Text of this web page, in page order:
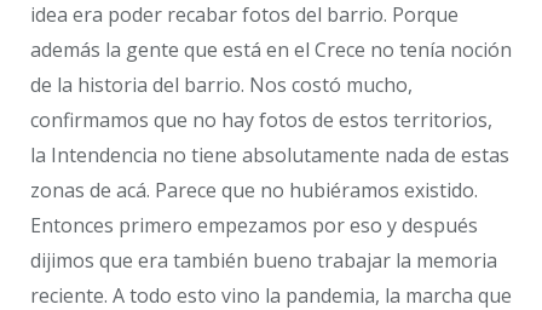
idea era poder recabar fotos del barrio. Porque
además la gente que está en el Crece no tenía noción
de la historia del barrio. Nos costó mucho,
confirmamos que no hay fotos de estos territorios,
la Intendencia no tiene absolutamente nada de estas
zonas de acá. Parece que no hubiéramos existido.
Entonces primero empezamos por eso y después
dijimos que era también bueno trabajar la memoria
reciente. A todo esto vino la pandemia, la marcha que